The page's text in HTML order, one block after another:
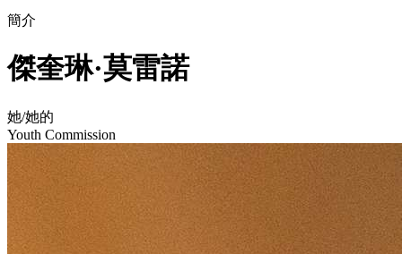
簡介
傑奎琳·莫雷諾
她/她的
Youth Commission